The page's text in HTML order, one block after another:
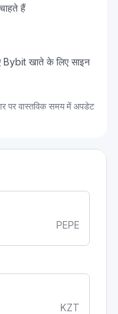
हैं
Bybit खाते के लिए साइन
पर वास्तविक समय में अपडेट
PEPE
KZT